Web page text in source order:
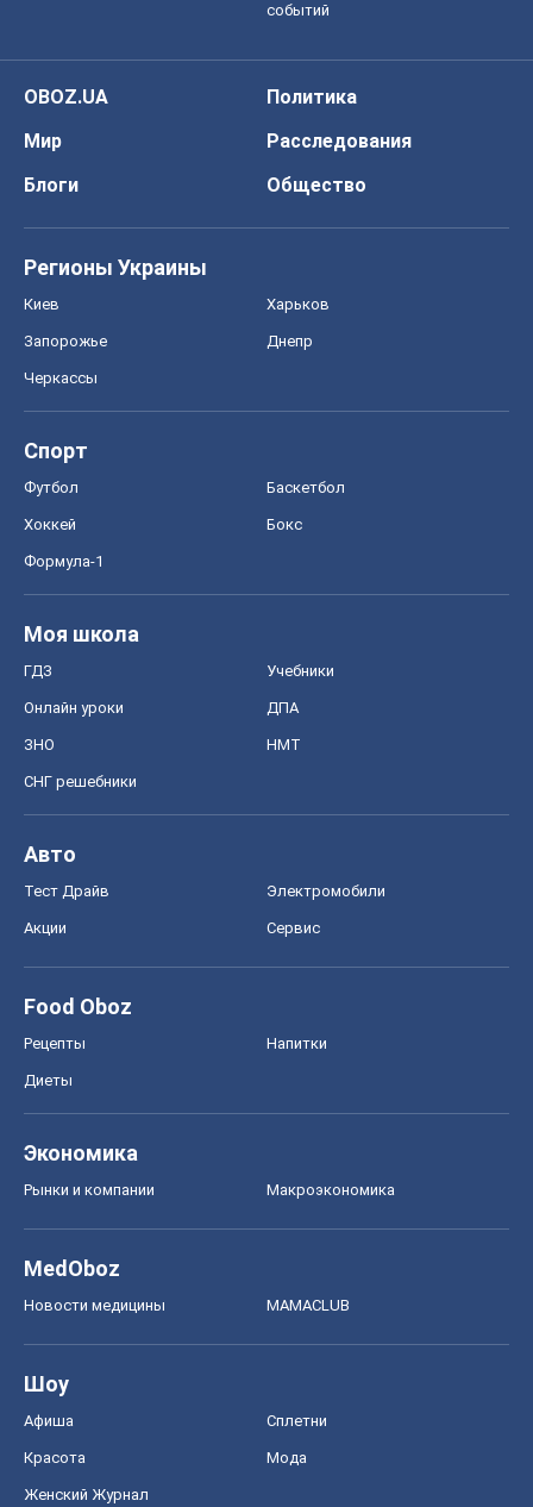
событий
OBOZ.UA
Политика
Мир
Расследования
Блоги
Общество
Регионы Украины
Киев Харьков
Запорожье Днепр
Черкассы
Спорт
Футбол Баскетбол
Хоккей Бокс
Формула-1
Моя школа
ГДЗ Учебники
Онлайн уроки ДПА
ЗНО НМТ
СНГ решебники
Авто
Тест Драйв Электромобили
Акции Сервис
Food Oboz
Рецепты Напитки
Диеты
Экономика
Рынки и компании Mакроэкономика
MedOboz
Новости медицины MAMACLUB
Шоу
Афиша Сплетни
Красота Мода
Женский Журнал